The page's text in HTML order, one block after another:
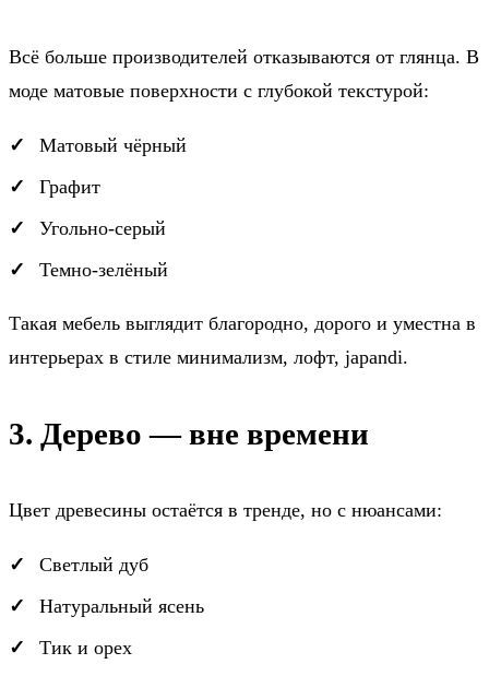
Всё больше производителей отказываются от глянца. В
моде матовые поверхности с глубокой текстурой:
Матовый чёрный
Графит
Угольно-серый
Темно-зелёный
Такая мебель выглядит благородно, дорого и уместна в
интерьерах в стиле минимализм, лофт, japandi.
3. Дерево — вне времени
Цвет древесины остаётся в тренде, но с нюансами:
Светлый дуб
Натуральный ясень
Тик и орех